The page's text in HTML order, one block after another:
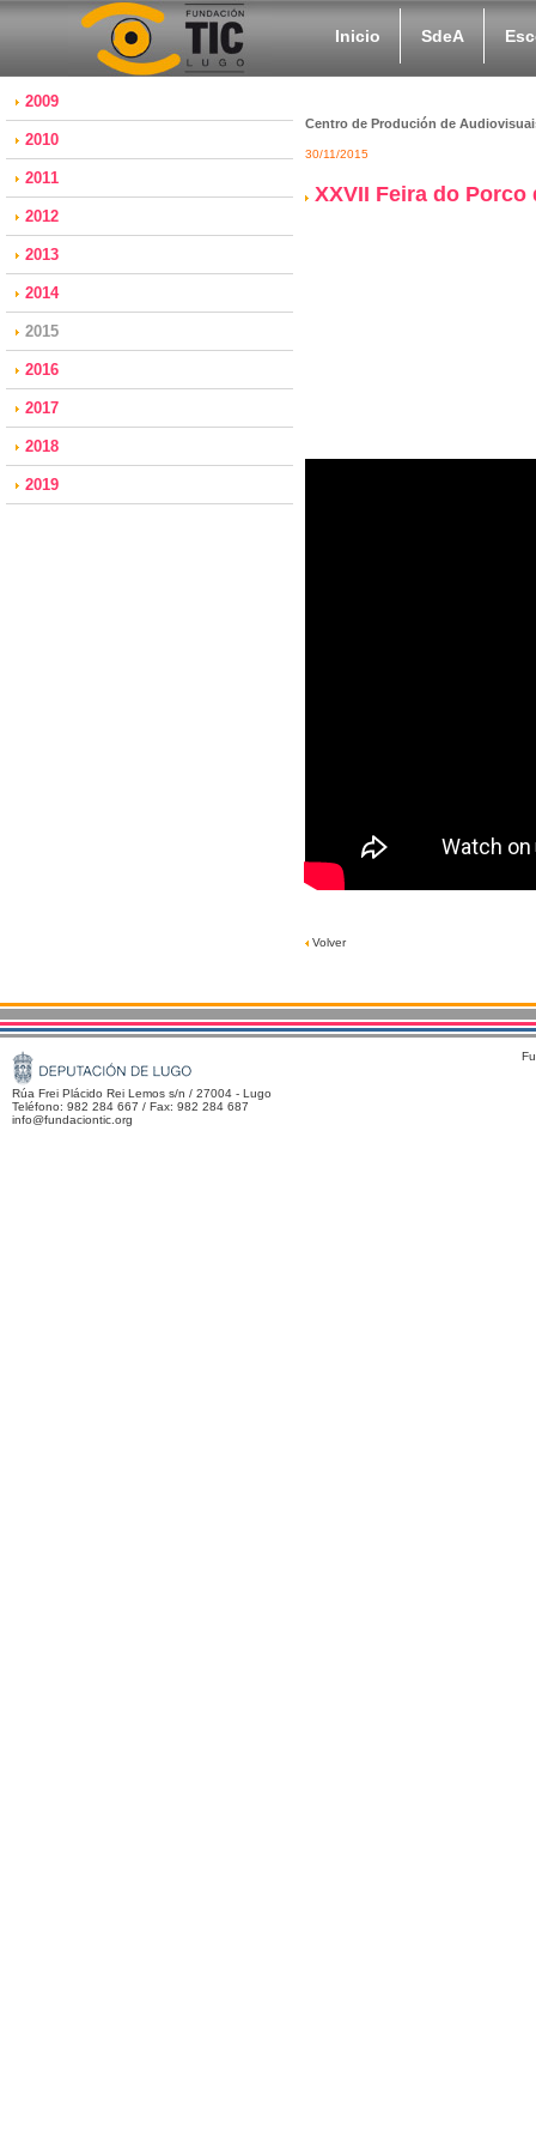
Inicio SdeA
2009
2010
2011
2012
2013
2014
2015
2016
2017
2018
2019
Centro de Produción de
30/11/2015
XXVII Feira do Porco
Volver
Rúa Frei Plácido Rei Lemos s/n / 27004 - Lugo
Teléfono: 982 284 667 / Fax: 982 284 687
info@fundaciontic.org